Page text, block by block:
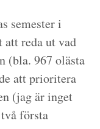
semester i
att reda ut vad
(bla. 967 olästa
att prioritera
(jag är inget
första